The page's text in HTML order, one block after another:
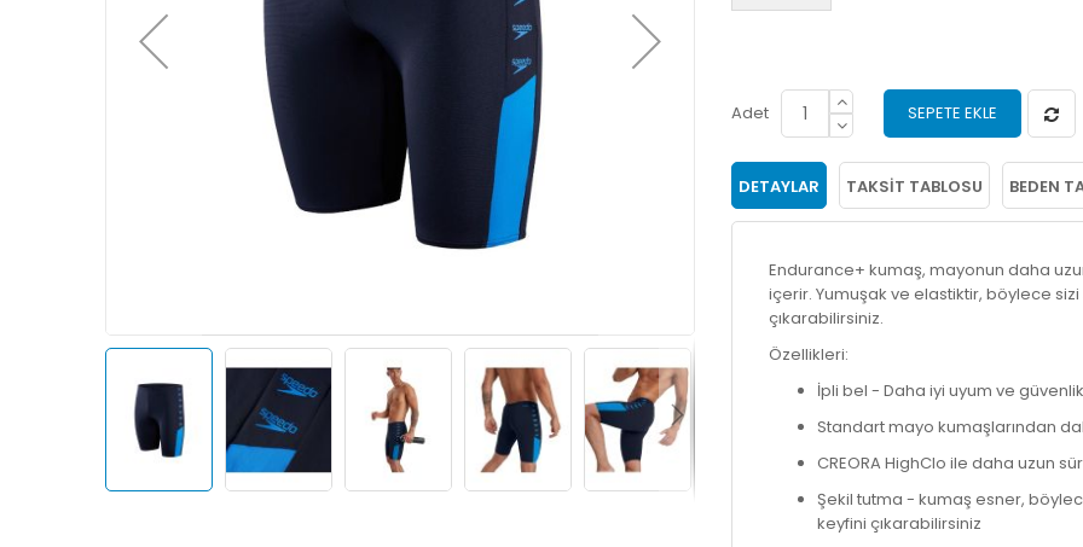
Adet SEPETE EKLE
DETAYLAR TAKSIT TABLOSU BEDEN
Endurance+ kumaş, mayonun daha
içerir. Yumuşak ve elastiktir, böylece
çıkarabilirsiniz.
Özellikleri:
İpli bel - Daha iyi uyum ve
Standart mayo kumaşlarından
CREORA HighClo ile daha uzun
Şekil tutma - kumaş esner,
keyfini çıkarabilirsiniz